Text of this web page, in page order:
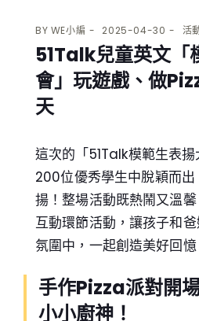
BY WE小編 2025-04-30 活
51Talk兒童英文「
會」玩遊戲、做
天
這次的「51Talk模範生表
200位優秀學生中脫穎而
揚！整場活動既熱鬧又溫
互動環節活動，讓孩子和
氛圍中，一起創造美好回憶
手作Pizza派對開
小小廚神！